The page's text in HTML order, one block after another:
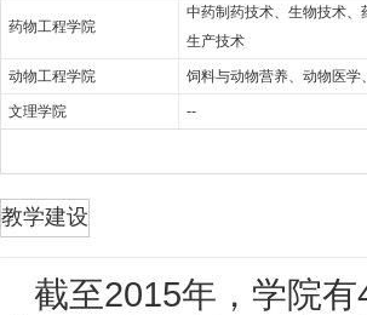
药物工程学院
中药制药技术、生物技术
生产技术
动物工程学院 饲料与动物营养、动物医
文理学院 --
教学建设
截至2015年，学院